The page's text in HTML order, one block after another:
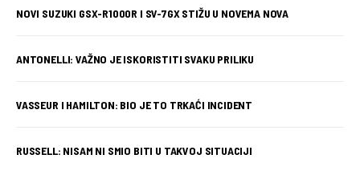
NOVI SUZUKI GSX-R1000R I SV-7GX STIŽU U NOVEMA NOVA
ANTONELLI: VAŽNO JE ISKORISTITI SVAKU PRILIKU
VASSEUR I HAMILTON: BIO JE TO TRKAĆI INCIDENT
RUSSELL: NISAM NI SMIO BITI U TAKVOJ SITUACIJI